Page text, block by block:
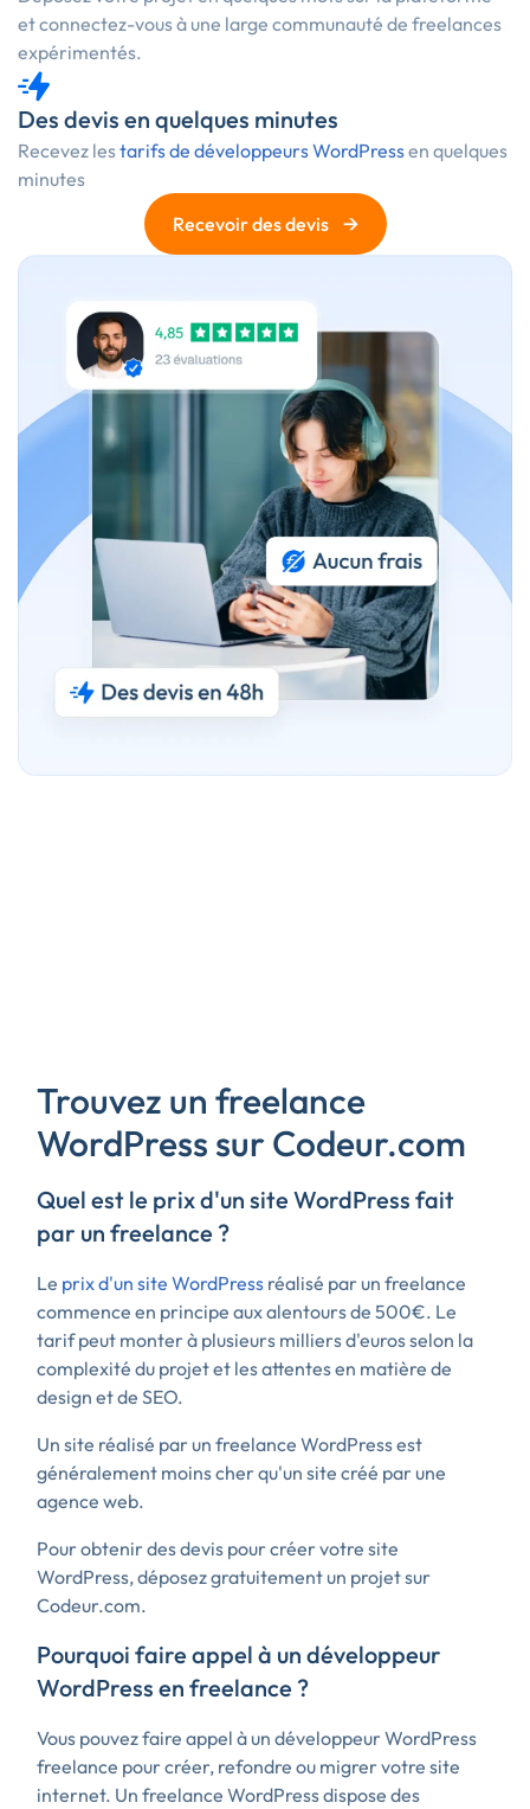
et connectez-vous à une large communauté de freelances
expérimentés.
Des devis en quelques minutes
Recevez lestarifs de développeurs WordPressen quelques
minutes
Recevoir des devis
→
Trouvez un freelance
WordPress sur Codeur.com
Quel est le prix d'un site WordPress fait
par un freelance ?
Le prix d'un site WordPress réalisé par un freelance
commence en principe aux alentours de 500€. Le
tarif peut monter à plusieurs milliers d'euros selon la
complexité du projet et les attentes en matière de
design et de SEO.
Un site réalisé par un freelance WordPress est
généralement moins cher qu'un site créé par une
agence web.
Pour obtenir des devis pour créer votre site
WordPress, déposez gratuitement un projet sur
Codeur.com.
Pourquoi faire appel à un développeur
WordPress en freelance ?
Vous pouvez faire appel à un développeur WordPress
freelance pour créer, refondre ou migrer votre site
internet. Un freelance WordPress dispose des